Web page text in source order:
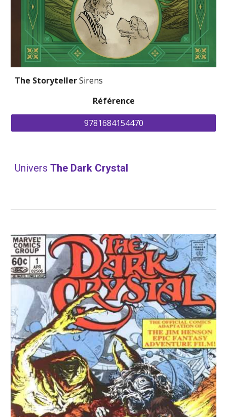
The Storyteller Sirens
Référence
9781684154470
Univers The Dark Crystal